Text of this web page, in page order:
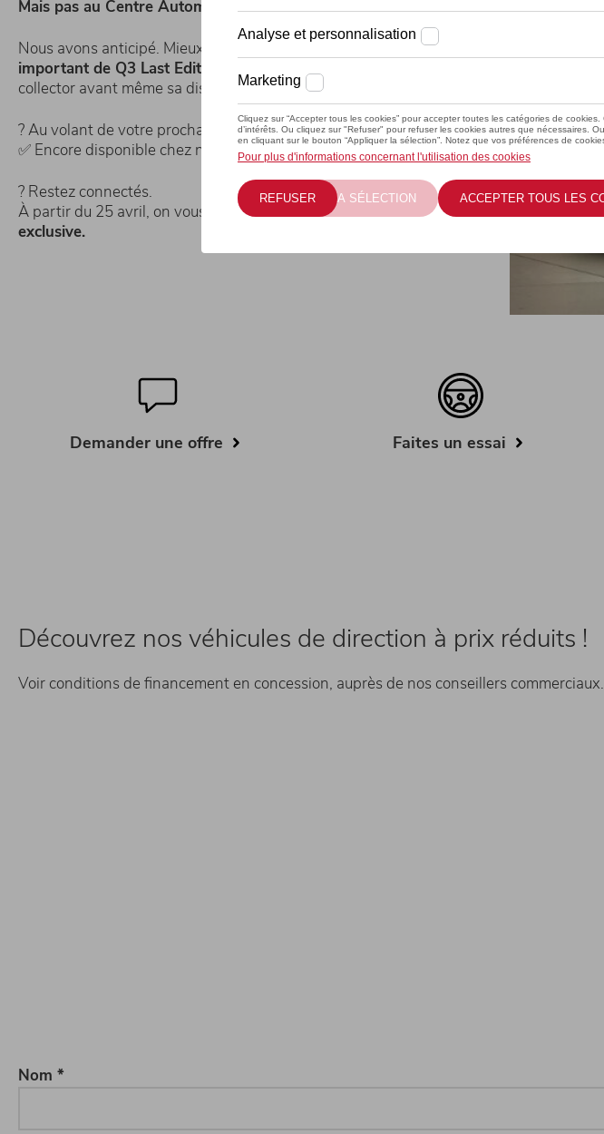
Mais pas au Centre Automobile.
Nous avons anticipé. Mieux encore :
nous avons réservé un stock
important de Q3 Last Edition pour nos clients.
collector avant même sa disparition.
? Au volant de votre prochaine Audi ?
✅ Encore disponible chez nous, à Gosselies & Mont-sur-Marchienne.
? Restez connectés.
À partir du 25 avril, on vous dévoilechaque semaine une offre
exclusive.
Demander une offre Faites un essai
Découvrez nos véhicules de direction à prix réduits !
Voir conditions de financement en concession, auprès de nos conseillers commerciaux.
Nom *